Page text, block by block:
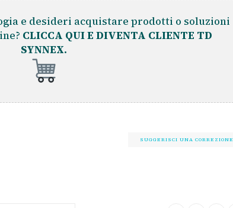
e desideri acquistare prodotti o soluzioni
CLICCA QUI E DIVENTA CLIENTE TD
SYNNEX.
SUGGERISCI UNA CORREZIONE